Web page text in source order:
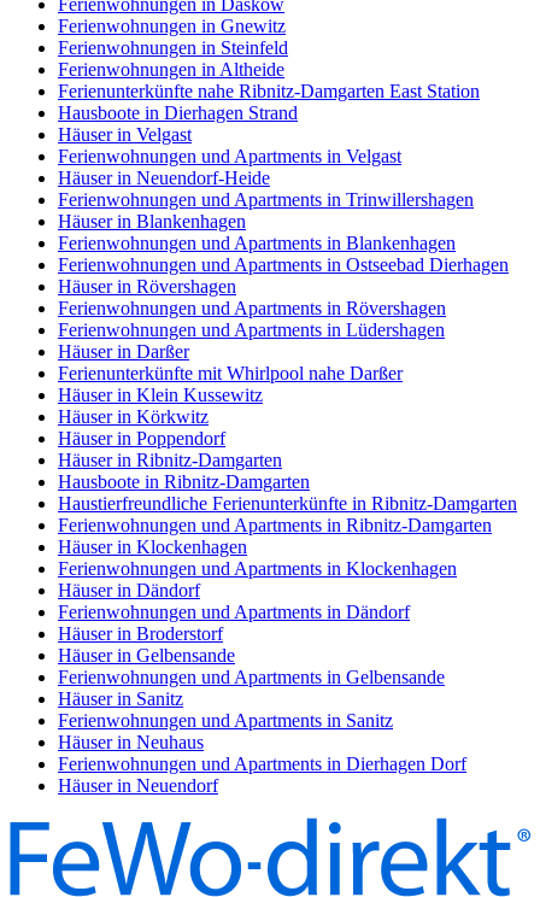
Ferienwohnungen in Daskow
Ferienwohnungen in Gnewitz
Ferienwohnungen in Steinfeld
Ferienwohnungen in Altheide
Ferienunterkünfte nahe Ribnitz-Damgarten East Station
Hausboote in Dierhagen Strand
Häuser in Velgast
Ferienwohnungen und Apartments in Velgast
Häuser in Neuendorf-Heide
Ferienwohnungen und Apartments in Trinwillershagen
Häuser in Blankenhagen
Ferienwohnungen und Apartments in Blankenhagen
Ferienwohnungen und Apartments in Ostseebad Dierhagen
Häuser in Rövershagen
Ferienwohnungen und Apartments in Rövershagen
Ferienwohnungen und Apartments in Lüdershagen
Häuser in Darßer
Ferienunterkünfte mit Whirlpool nahe Darßer
Häuser in Klein Kussewitz
Häuser in Körkwitz
Häuser in Poppendorf
Häuser in Ribnitz-Damgarten
Hausboote in Ribnitz-Damgarten
Haustierfreundliche Ferienunterkünfte in Ribnitz-Damgarten
Ferienwohnungen und Apartments in Ribnitz-Damgarten
Häuser in Klockenhagen
Ferienwohnungen und Apartments in Klockenhagen
Häuser in Dändorf
Ferienwohnungen und Apartments in Dändorf
Häuser in Broderstorf
Häuser in Gelbensande
Ferienwohnungen und Apartments in Gelbensande
Häuser in Sanitz
Ferienwohnungen und Apartments in Sanitz
Häuser in Neuhaus
Ferienwohnungen und Apartments in Dierhagen Dorf
Häuser in Neuendorf